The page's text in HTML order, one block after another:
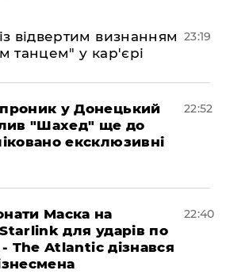
відвертим визнанням
танцем" у кар'єрі
23:19
у Донецький
"Шахед" ще до
ексклюзивні
22:52
Маска на
для ударів по
- The Atlantic дізнався
22:40